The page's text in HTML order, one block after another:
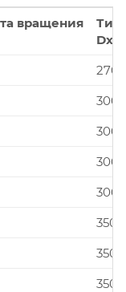
вращения